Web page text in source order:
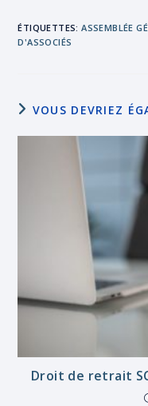
ÉTIQUETTES:ASSEMBLÉE
D'ASSOCIÉS
VOUS DEVRIEZ
Droit de retrait